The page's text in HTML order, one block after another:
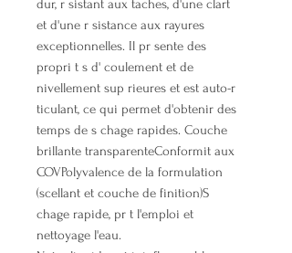
dur, r sistant aux taches, d'une clart
et d'une r sistance aux rayures
exceptionnelles. Il pr sente des
propri t s d' coulement et de
nivellement sup rieures et est auto-r
ticulant, ce qui permet d'obtenir des
temps de s chage rapides. Couche
brillante transparenteConformit aux
COVPolyvalence de la formulation
(scellant et couche de finition)S
chage rapide, pr t l'emploi et
nettoyage l'eau.